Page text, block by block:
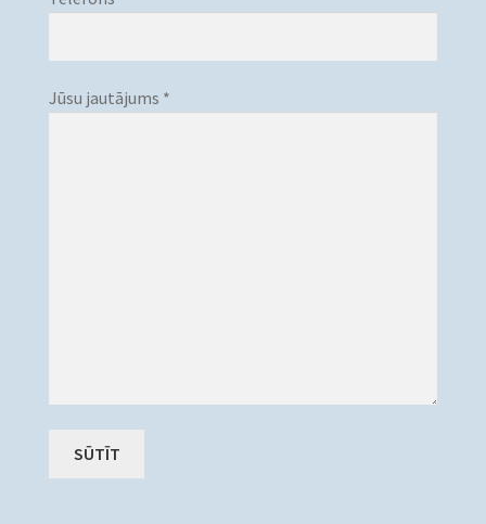
Jūsu jautājums *